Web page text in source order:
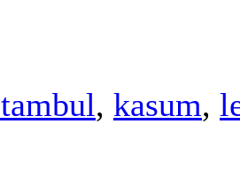
, kasum,